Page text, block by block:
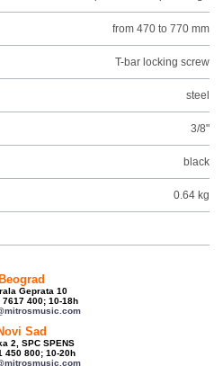
from 470 to 770 mm
T-bar locking screw
steel
3/8"
black
0.64 kg
Geprata 10
7617 400; 10-18h
Sad
2, SPC SPENS
450 800; 10-20h